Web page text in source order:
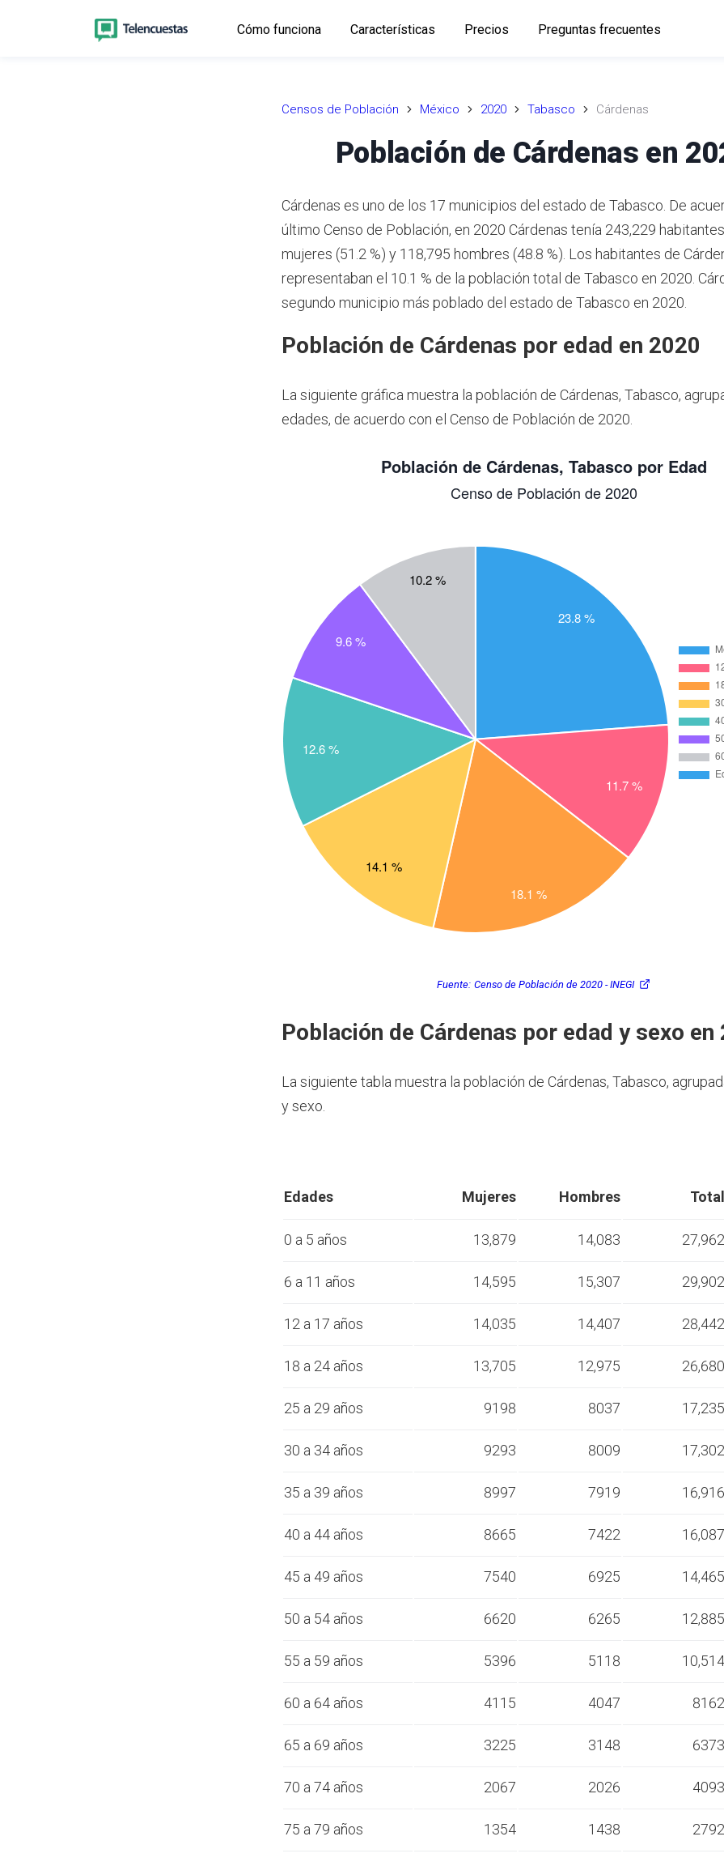
Cómo funciona Características Precios Preguntas frecuentes
Censos de Población México 2020 Tabasco Cárdenas
Población de Cárdenas en
Cárdenas es uno de los 17 municipios del estado de Tabasco. De
último Censo de Población, en 2020 Cárdenas tenía 243,229
mujeres (51.2 %) y 118,795 hombres (48.8 %). Los habitantes de
representaban el 10.1 % de la población total de Tabasco en 2020.
segundo municipio más poblado del estado de Tabasco en 2020.
Población de Cárdenas por edad en 2020
La siguiente gráfica muestra la población de Cárdenas, Tabasco,
edades, de acuerdo con el Censo de Población de 2020.
Fuente: Censo de Población de 2020 - INEGI
Población de Cárdenas por edad y sexo en
La siguiente tabla muestra la población de Cárdenas, Tabasco,
y sexo.
Edades Mujeres Hombres Total
0 a 5 años 13,879 14,083 27,962
6 a 11 años 14,595 15,307 29,902
12 a 17 años 14,035 14,407 28,442
18 a 24 años 13,705 12,975 26,680
25 a 29 años 9198 8037 17,235
30 a 34 años 9293 8009 17,302
35 a 39 años 8997 7919 16,916
40 a 44 años 8665 7422 16,087
45 a 49 años 7540 6925 14,465
50 a 54 años 6620 6265 12,885
55 a 59 años 5396 5118 10,514
60 a 64 años 4115 4047 8162
65 a 69 años 3225 3148 6373
70 a 74 años 2067 2026 4093
75 a 79 años 1354 1438 2792